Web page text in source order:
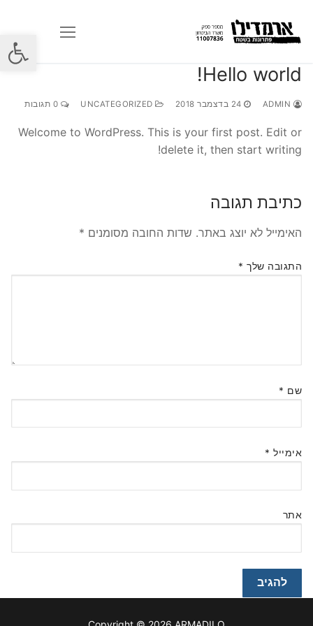
פתח
לתוכן
Hello world!
24 בדצמבר 2018
Welcome to WordPress. This is your first post. Edit or
delete it, then start writing!
כתיבת תגובה
האימייל לא יוצג באתר. שדות החובה מסומנים *
התגובה שלך *
שם *
אימייל *
אתר